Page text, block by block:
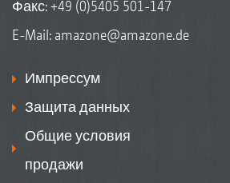
Факс: +49 (0)5405 501-147
E-Mail: amazone@amazone.de
Импрессум
Защита данных
Общие условия
продажи